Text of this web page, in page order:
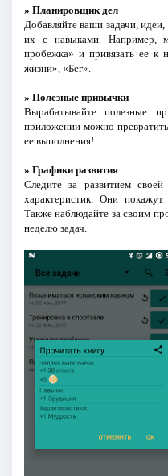
» Планировщик дел
Добавляйте ваши задачи,
их с навыками. Например,
пробежка» и привязать ее к
жизни», «Бег».
» Полезные привычки
Вырабатывайте полезные
приложении можно
ее выполнения!
» Графики развития
Следите за развитием
характеристик. Они
Также наблюдайте за своим
неделю задач.